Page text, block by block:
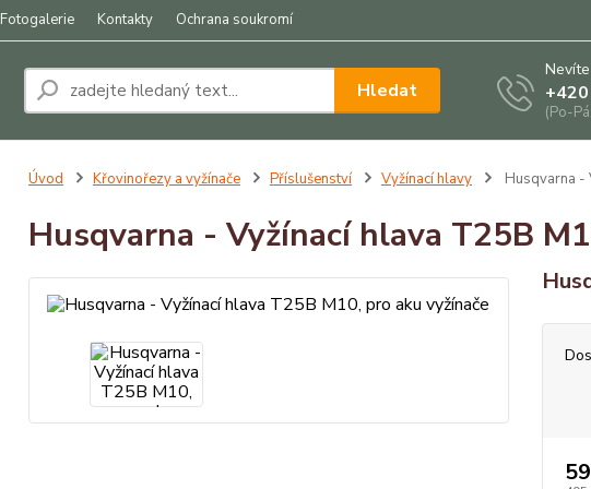
Fotogalerie Kontakty Ochrana soukromí
Hledat
(Po-
Úvod Křovinořezy a vyžínače Příslušenství Vyžínací hlavy Husqvarna -
Husqvarna - Vyžínací hlava T25B